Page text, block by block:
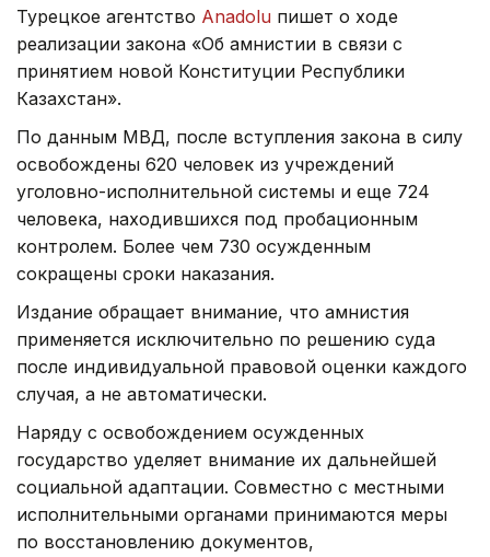
Турецкое агентство Anadolu пишет о ходе
реализации закона «Об амнистии в связи с
принятием новой Конституции Республики
Казахстан».
По данным МВД, после вступления закона в силу
освобождены 620 человек из учреждений
уголовно-исполнительной системы и еще 724
человека, находившихся под пробационным
контролем. Более чем 730 осужденным
сокращены сроки наказания.
Издание обращает внимание, что амнистия
применяется исключительно по решению суда
после индивидуальной правовой оценки каждого
случая, а не автоматически.
Наряду с освобождением осужденных
государство уделяет внимание их дальнейшей
социальной адаптации. Совместно с местными
исполнительными органами принимаются меры
по восстановлению документов,